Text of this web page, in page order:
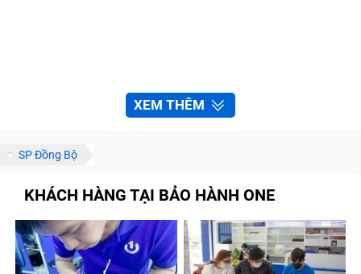
XEM THÊM
SP Đồng Bộ
KHÁCH HÀNG TẠI BẢO HÀNH ONE